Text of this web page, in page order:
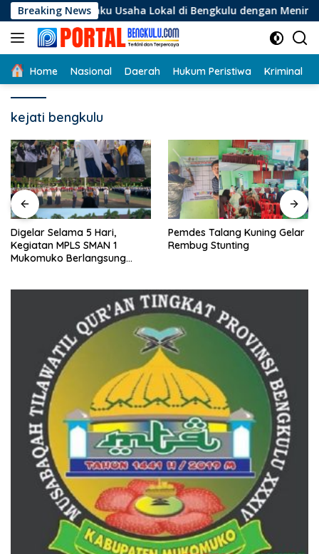
Langsung
ke
konten
Breaking News
Pelaku Usaha Lokal di Bengkulu dengan Meningkatkan
Home Nasional Daerah Hukum Peristiwa Kriminal
kejati bengkulu
Digelar Selama 5 Hari,
Kegiatan MPLS SMAN 1
Mukomuko Berlangsung
Pemdes Talang Kuning Gelar
Rembug Stunting